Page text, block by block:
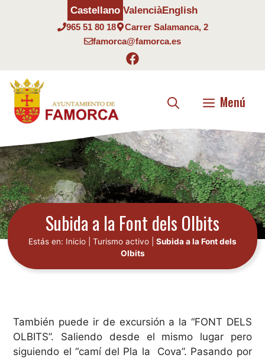
965 51 80 18
Carrer Salamanca, 2
famorca@famorca.es
Castellano ValenciàEnglish
Menú
Subida a la Font dels Olbits
Estás en: Inicio Turismo activo
Subida a la Font dels
Olbits
También puede ir de excursión a la “FONT DELS
OLBITS”. Saliendo desde el mismo lugar pero
siguiendo el “camí del Pla la Cova”. Pasando por